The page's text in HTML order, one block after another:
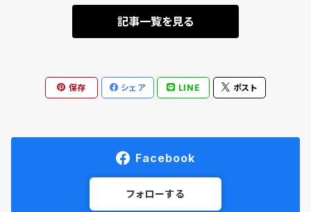
記事一覧を見る
保存 シェア LINE ポスト
Facebook
フォローする